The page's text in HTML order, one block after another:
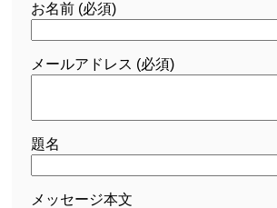
お名前 (必須)
メールアドレス (必須)
題名
メッセージ本文